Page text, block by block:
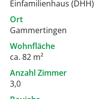
Einfamilienhaus (DHH)
Ort
Gammertingen
Wohnfläche
ca. 82 m²
Anzahl Zimmer
3,0